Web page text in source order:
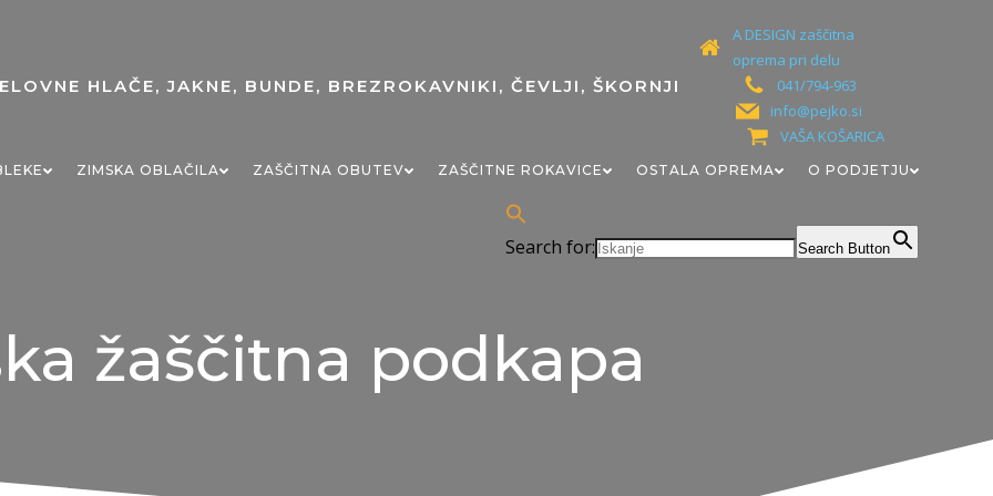
A DESIGN zaščitna
oprema pri delu
041/794-963
info@pejko.si
VAŠA KOŠARICA
ZIMSKA OBLAČILA ZAŠČITNA OBUTEV ZAŠČITNE ROKAVICE OSTALA OPREMA O PODJETJU
Search for: Search Button
žaščitna podkapa